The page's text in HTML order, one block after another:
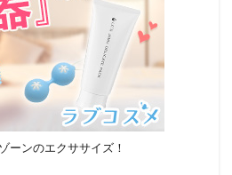
ーンのエクササイズ！